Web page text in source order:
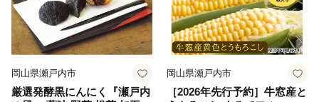
岡山県瀬戸内市
厳選発酵黒にんにく『瀬戸内
岡山県瀬戸内市
［2026年先行予約］牛窓産と